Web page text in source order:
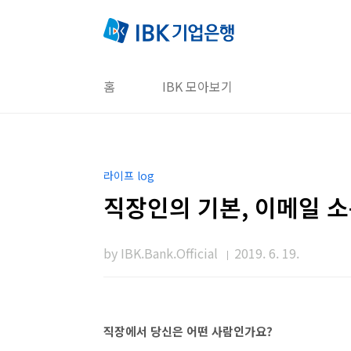
홈 IBK 모아보기
라이프 log
직장인의 기본, 이메일
by IBK.Bank.Official 2019. 6. 19.
직장에서 당신은 어떤 사람인가요?